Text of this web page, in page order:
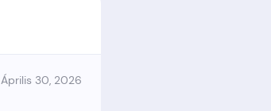
Április 30, 2026